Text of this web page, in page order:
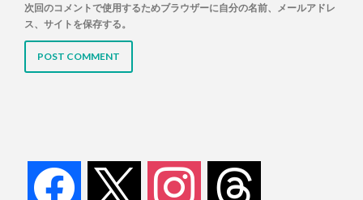
次回のコメントで使用するためブラウザーに自分の名前、メールアドレ
ス、サイトを保存する。
facebook instagram threads